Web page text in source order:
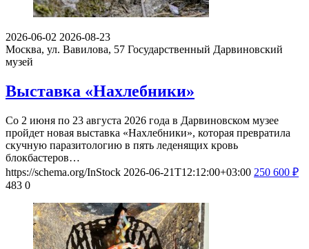
2026-06-02 2026-08-23
Москва, ул. Вавилова, 57 Государственный Дарвиновский
музей
Выставка «Нахлебники»
Со 2 июня по 23 августа 2026 года в Дарвиновском музее
пройдет новая выставка «Нахлебники», которая превратила
скучную паразитологию в пять леденящих кровь
блокбастеров…
https://schema.org/InStock 2026-06-21T12:12:00+03:00 250 600 ₽
483 0